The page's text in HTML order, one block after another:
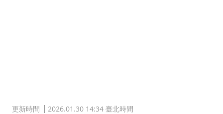
更新時間 2026.01.30 14:34 臺北時間